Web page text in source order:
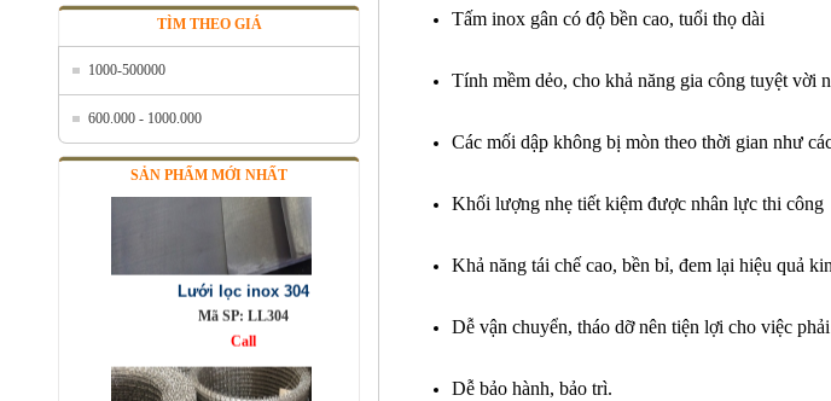
TÌM THEO GIÁ
1000-500000
600.000 - 1000.000
SẢN PHẨM MỚI NHẤT
Lưới lọc inox 304
Mã SP: LL304
Call
Tấm inox gân có độ bền cao, tuổi thọ dài
Tính mềm dẻo, cho khả năng gia công tuyệt vời
Các mối dập không bị mòn theo thời gian như
Khối lượng nhẹ tiết kiệm được nhân lực thi công
Khả năng tái chế cao, bền bỉ, đem lại hiệu quả
Dễ vận chuyển, tháo dỡ nên tiện lợi cho việc
Dễ bảo hành, bảo trì.